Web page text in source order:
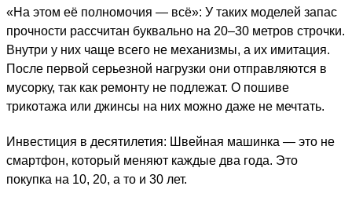
«На этом её полномочия — всё»: У таких моделей запас
прочности рассчитан буквально на 20–30 метров строчки.
Внутри у них чаще всего не механизмы, а их имитация.
После первой серьезной нагрузки они отправляются в
мусорку, так как ремонту не подлежат. О пошиве
трикотажа или джинсы на них можно даже не мечтать.
Инвестиция в десятилетия: Швейная машинка — это не
смартфон, который меняют каждые два года. Это
покупка на 10, 20, а то и 30 лет.